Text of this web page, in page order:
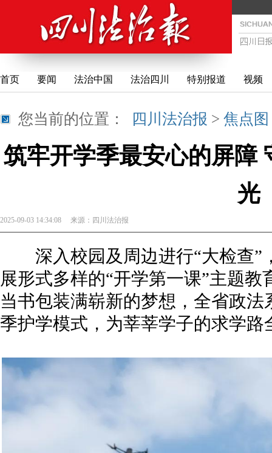
首页 要闻 法治中国 法治四川 特别报道 视频
您当前的位置： 四川法治报 > 焦点图
筑牢开学季最安心的屏障
光
2025-09-03 14:34:08 来源： 四川法治报
深入校园及周边进行“大检查”
展形式多样的“开学第一课”主题
当书包装满崭新的梦想，全省政
季护学模式，为莘莘学子的求学路